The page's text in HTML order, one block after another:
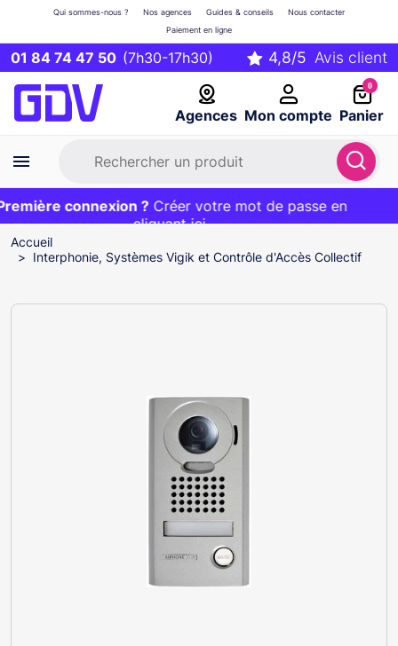
01 84 74 47 50 (7h30-17h30)
Agences Mon compte
Qui sommes-nous ? Nos agences Guides & conseils
Nous contacter
Paiement en ligne
0
Panier
Première commande ?20€ OFFERT sur votre panier
et livraison 24/48h gratuite avec le codeBIENVENUE
connexion ?Créer votre mot de passe en
cliquant ici
EXCLU WEB :
Accueil
Interphonie, Systèmes Vigik et Contrôle d'Accès Collectif